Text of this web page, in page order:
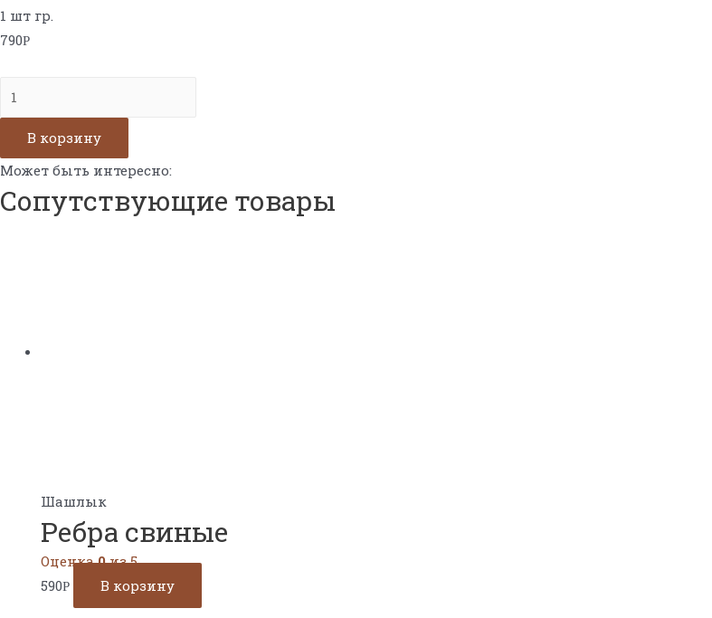
1 шт гр.
790Р
Количество
углях
В корзину
Может быть интересно:
Сопутствующие товары
Шашлык
Ребра свиные
Оценка0из 5
590Р В корзину